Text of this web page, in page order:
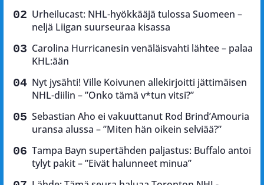
Urheilucast: NHL-hyökkääjä tulossa Suomeen –
neljä Liigan suurseuraa kisassa
Carolina Hurricanesin venäläisvahti lähtee – palaa
KHL:ään
Nyt jysähti! Ville Koivunen allekirjoitti jättimäisen
NHL-diilin – ”Onko tämä v*tun vitsi?”
Sebastian Aho ei vakuuttanut Rod Brind’Amouria
uransa alussa – ”Miten hän oikein selviää?”
Tampa Bayn supertähden paljastus: Buffalo antoi
tylyt pakit – ”Eivät halunneet minua”